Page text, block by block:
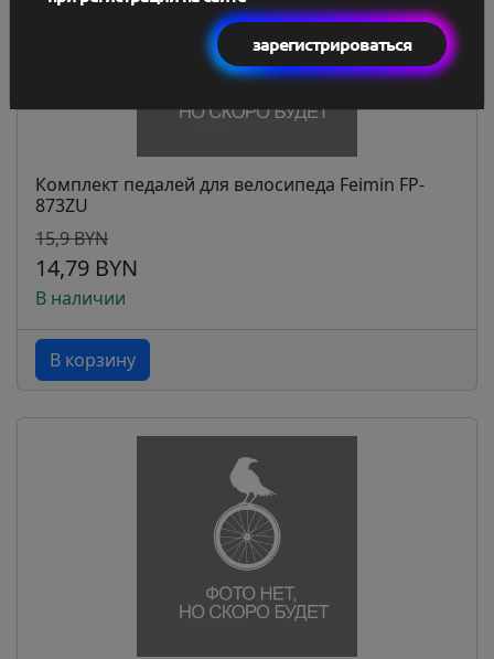
Комплект педалей для велосипеда Feimin FP-
873ZU
15,9 BYN
14,79 BYN
В наличии
В корзину
зарегистрироваться